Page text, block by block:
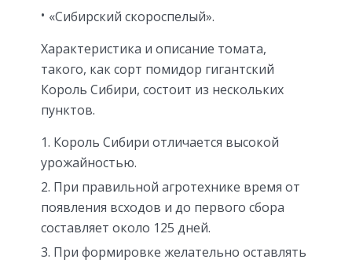
«Сибирский скороспелый».
Характеристика и описание томата,
такого, как сорт помидор гигантский
Король Сибири, состоит из нескольких
пунктов.
Король Сибири отличается высокой
урожайностью.
При правильной агротехнике время от
появления всходов и до первого сбора
составляет около 125 дней.
При формировке желательно оставлять